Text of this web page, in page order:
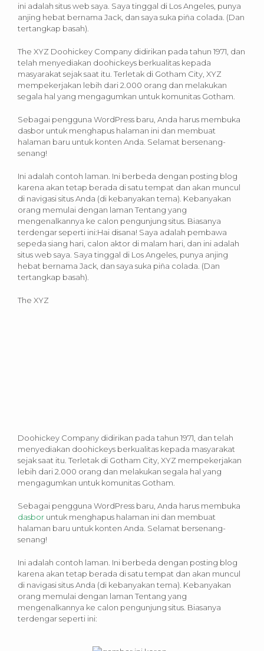
ini adalah situs web saya. Saya tinggal di Los Angeles, punya
anjing hebat bernama Jack, dan saya suka piña colada. (Dan
tertangkap basah).
The XYZ Doohickey Company didirikan pada tahun 1971, dan
telah menyediakan doohickeys berkualitas kepada
masyarakat sejak saat itu. Terletak di Gotham City, XYZ
mempekerjakan lebih dari 2.000 orang dan melakukan
segala hal yang mengagumkan untuk komunitas Gotham.
Sebagai pengguna WordPress baru, Anda harus membuka
dasbor untuk menghapus halaman ini dan membuat
halaman baru untuk konten Anda. Selamat bersenang-
senang!
Ini adalah contoh laman. Ini berbeda dengan posting blog
karena akan tetap berada di satu tempat dan akan muncul
di navigasi situs Anda (di kebanyakan tema). Kebanyakan
orang memulai dengan laman Tentang yang
mengenalkannya ke calon pengunjung situs. Biasanya
terdengar seperti ini:Hai disana! Saya adalah pembawa
sepeda siang hari, calon aktor di malam hari, dan ini adalah
situs web saya. Saya tinggal di Los Angeles, punya anjing
hebat bernama Jack, dan saya suka piña colada. (Dan
tertangkap basah).
The XYZ
Doohickey Company didirikan pada tahun 1971, dan telah
menyediakan doohickeys berkualitas kepada masyarakat
sejak saat itu. Terletak di Gotham City, XYZ mempekerjakan
lebih dari 2.000 orang dan melakukan segala hal yang
mengagumkan untuk komunitas Gotham.
Sebagai pengguna WordPress baru, Anda harus membuka
dasbor untuk menghapus halaman ini dan membuat
halaman baru untuk konten Anda. Selamat bersenang-
senang!
Ini adalah contoh laman. Ini berbeda dengan posting blog
karena akan tetap berada di satu tempat dan akan muncul
di navigasi situs Anda (di kebanyakan tema). Kebanyakan
orang memulai dengan laman Tentang yang
mengenalkannya ke calon pengunjung situs. Biasanya
terdengar seperti ini: